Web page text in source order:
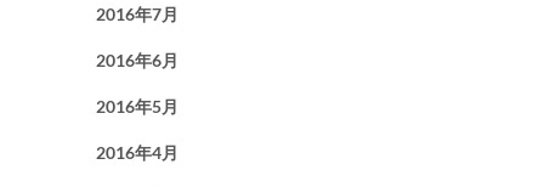
2016年7月
2016年6月
2016年5月
2016年4月